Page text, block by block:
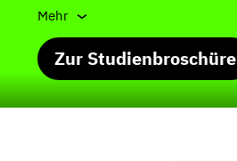
Mehr
Zur Studienbroschüre